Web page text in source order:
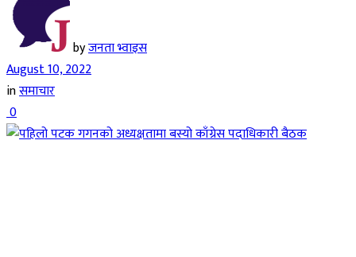
byजनता भ्वाइस
August 10, 2022
inसमाचार
0